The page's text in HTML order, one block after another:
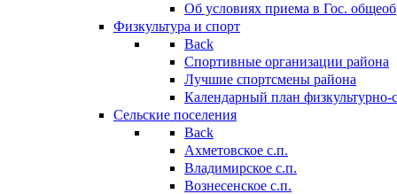
Об условиях приема в Гос.
Физкультура и спорт
Back
Спортивные организации района
Лучшие спортсмены района
Календарный план
Сельские поселения
Back
Ахметовское с.п.
Владимирское с.п.
Вознесенское с.п.